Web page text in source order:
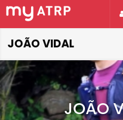
JOÃO VIDAL
JOÃO